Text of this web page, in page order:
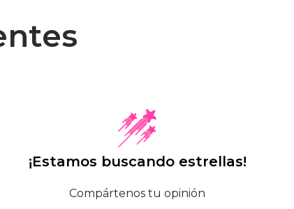
¡Estamos buscando estrellas!
Compártenos tu opinión